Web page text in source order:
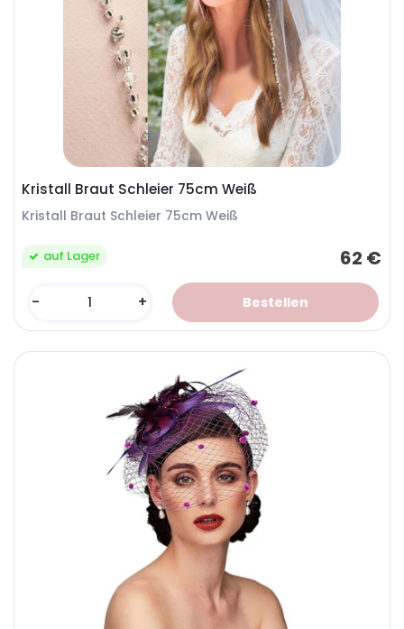
Kristall Braut Schleier 75cm Weiß
Kristall Braut Schleier 75cm Weiß
62 €
auf Lager
- +